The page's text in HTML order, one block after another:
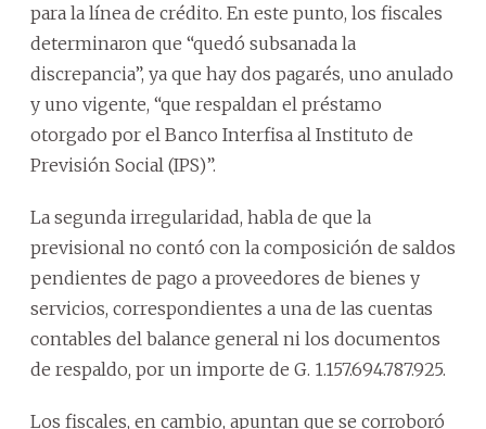
para la línea de crédito. En este punto, los fiscales
determinaron que “quedó subsanada la
discrepancia”, ya que hay dos pagarés, uno anulado
y uno vigente, “que respaldan el préstamo
otorgado por el Banco Interfisa al Instituto de
Previsión Social (IPS)”.
La segunda irregularidad, habla de que la
previsional no contó con la composición de saldos
pendientes de pago a proveedores de bienes y
servicios, correspondientes a una de las cuentas
contables del balance general ni los documentos
de respaldo, por un importe de G. 1.157.694.787.925.
Los fiscales, en cambio, apuntan que se corroboró